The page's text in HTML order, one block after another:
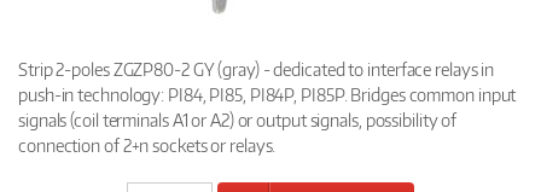
Strip 2-poles ZGZP80-2 GY (gray) - dedicated to interface relays in
push-in technology: PI84, PI85, PI84P, PI85P. Bridges common input
signals (coil terminals A1 or A2) or output signals, possibility of
connection of 2+n sockets or relays.